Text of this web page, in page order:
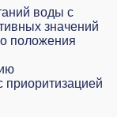
воды с
значений
положения
приоритизацией